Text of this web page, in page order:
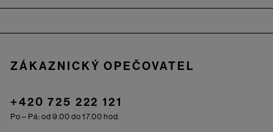
ZÁKAZNICKÝ OPEČOVATEL
+420 725 222 121
Po – Pá: od 9.00 do 17.00 hod.